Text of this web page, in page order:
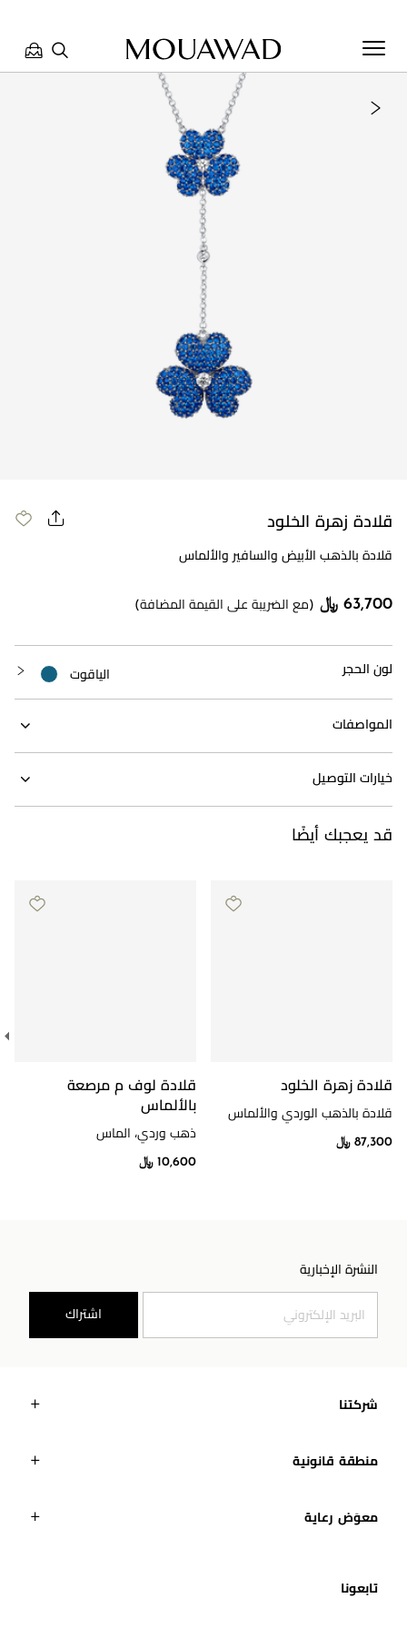
قلادة زهرة الخلود
قلادة بالذهب الأبيض والسافير والألماس
63,700 ﷼ (مع الضريبة على القيمة المضافة)
لون الحجر الياقوت
المواصفات
خيارات التوصيل
قد يعجبك أيضًا
قلادة زهرة الخلود
قلادة بالذهب الوردي والألماس
87,300 ﷼
قلادة لوف م مرصعة
بالألماس
ذهب وردي، الماس
10,600 ﷼
النشرة الإخبارية
اشتراك
شركتنا
منطقة قانونية
معوَض رعاية
تابعونا​
مرحبا بكم في معوّض. كيف يمكننا مساعدتك؟ الرجاء تحديد أحد